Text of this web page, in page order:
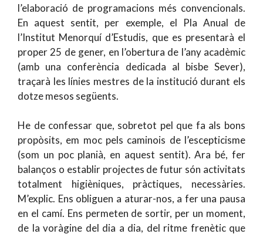
l’elaboració de programacions més convencionals.
En aquest sentit, per exemple, el Pla Anual de
l’Institut Menorquí d’Estudis, que es presentarà el
proper 25 de gener, en l’obertura de l’any acadèmic
(amb una conferència dedicada al bisbe Sever),
traçarà les línies mestres de la institució durant els
dotze mesos següents.
He de confessar que, sobretot pel que fa als bons
propòsits, em moc pels caminois de l’escepticisme
(som un poc planià, en aquest sentit). Ara bé, fer
balanços o establir projectes de futur són activitats
totalment higièniques, pràctiques, necessàries.
M’explic. Ens obliguen a aturar-nos, a fer una pausa
en el camí. Ens permeten de sortir, per un moment,
de la voràgine del dia a dia, del ritme frenètic que